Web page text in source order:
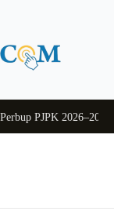
PJPK 2026–2030